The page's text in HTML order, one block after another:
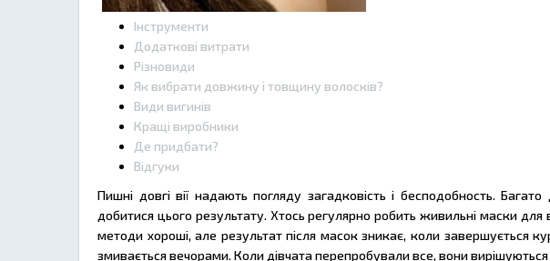
Інструменти
Додаткові витрати
Різновиди
Як вибрати довжину і товщину волосків?
Види вигинів
Кращі виробники
Де придбати?
Відгуки
Пишні довгі вії надають погляду загадковість і бесподобность.
добитися цього результату. Хтось регулярно робить живильні маски для
методи хороші, але результат після масок зникає, коли завершується
змивається вечорами. Коли дівчата перепробували все, вони вирішуються